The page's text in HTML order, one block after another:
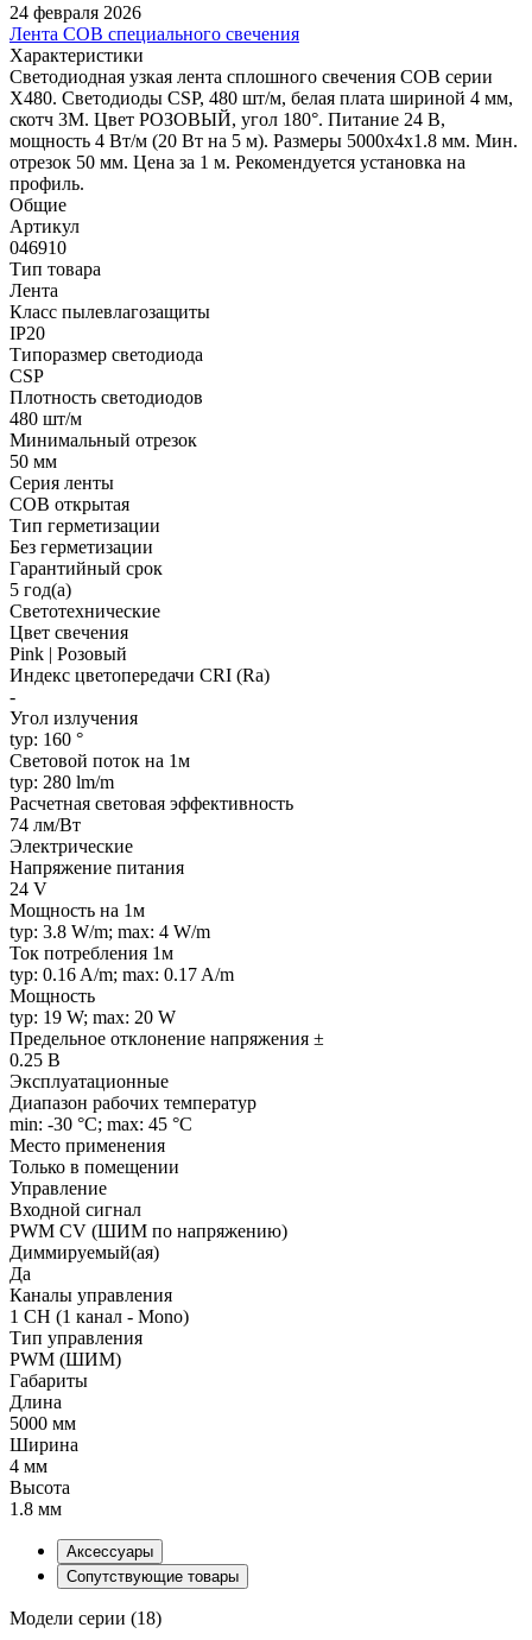
24 февраля 2026
Лента COB специального свечения
Характеристики
Светодиодная узкая лента сплошного свечения COB серии
X480. Светодиоды CSP, 480 шт/м, белая плата шириной 4 мм,
скотч 3M. Цвет РОЗОВЫЙ, угол 180°. Питание 24 В,
мощность 4 Вт/м (20 Вт на 5 м). Размеры 5000х4х1.8 мм. Мин.
отрезок 50 мм. Цена за 1 м. Рекомендуется установка на
профиль.
Общие
Артикул
046910
Тип товара
Лента
Класс пылевлагозащиты
IP20
Типоразмер светодиода
CSP
Плотность светодиодов
480 шт/м
Минимальный отрезок
50 мм
Серия ленты
COB открытая
Тип герметизации
Без герметизации
Гарантийный срок
5 год(а)
Светотехнические
Цвет свечения
Pink | Розовый
Индекс цветопередачи CRI (Ra)
-
Угол излучения
typ: 160 °
Световой поток на 1м
typ: 280 lm/m
Расчетная световая эффективность
74 лм/Вт
Электрические
Напряжение питания
24 V
Мощность на 1м
typ: 3.8 W/m; max: 4 W/m
Ток потребления 1м
typ: 0.16 A/m; max: 0.17 A/m
Мощность
typ: 19 W; max: 20 W
Предельное отклонение напряжения ±
0.25 В
Эксплуатационные
Диапазон рабочих температур
min: -30 °C; max: 45 °C
Место применения
Только в помещении
Управление
Входной сигнал
PWM СV (ШИМ по напряжению)
Диммируемый(ая)
Да
Каналы управления
1 CH (1 канал - Mono)
Тип управления
PWM (ШИМ)
Габариты
Длина
5000 мм
Ширина
4 мм
Высота
1.8 мм
Аксессуары
Сопутствующие товары
Модели серии (18)